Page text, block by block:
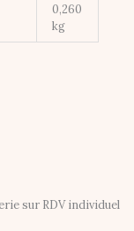
0,260
kg
sur RDV individuel